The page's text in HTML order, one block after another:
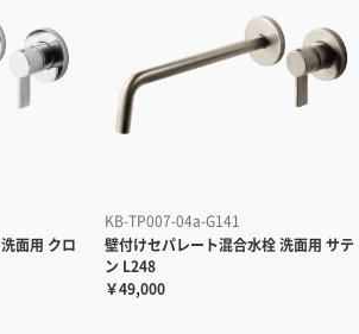
洗面用 クロ
KB-TP007-04a-G141
壁付けセパレート混合水栓洗面用 サテ
ン L248
￥49,000